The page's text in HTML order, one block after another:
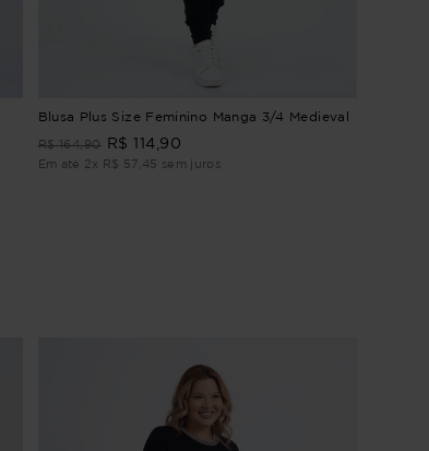
Blusa Plus Size Feminino Manga 3/4 Medieval
R$ 164,90 R$ 114 90
Em até 2x R$ 57 45 sem juros